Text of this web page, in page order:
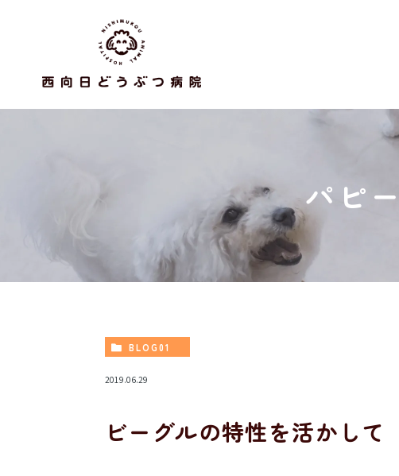
パピ
BLOG01
2019.06.29
ビーグルの特性を活かして